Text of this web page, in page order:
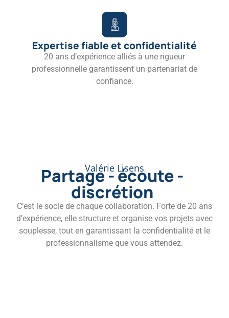
Expertise fiable et confidentialité
20 ans d’expérience alliés à une rigueur
professionnelle garantissent un partenariat de
confiance.
Valérie Lisens
Partage - écoute -
discrétion
C’est le socle de chaque collaboration. Forte de 20 ans
d’expérience, elle structure et organise vos projets avec
souplesse, tout en garantissant la confidentialité et le
professionnalisme que vous attendez.